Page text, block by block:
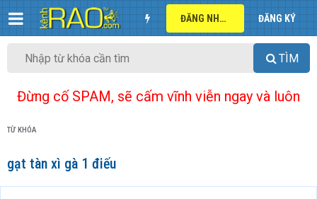
ĐĂNG NHẬP ĐĂNG KÝ
TÌM
Đừng cố SPAM, sẽ cấm vĩnh viễn ngay và luôn
TỪ KHÓA
gạt tàn xì gà 1 điếu